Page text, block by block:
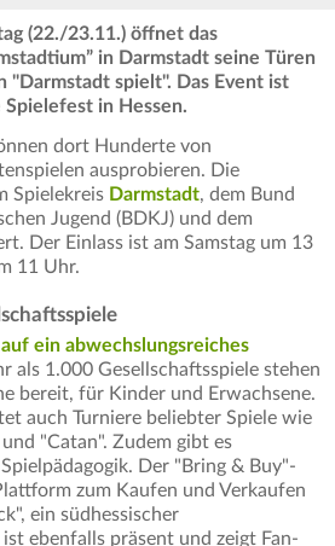
(22./23.11.) öffnet das
in Darmstadt seine Türen
"Darmstadt spielt". Das Event ist
in Hessen.
dort Hunderte von
ausprobieren. Die
Spielekreis Darmstadt, dem Bund
Jugend (BDKJ) und dem
Der Einlass ist am Samstag um 13
11 Uhr.
ein abwechslungsreiches
als 1.000 Gesellschaftsspiele stehen
bereit, für Kinder und Erwachsene.
auch Turniere beliebter Spiele wie
"Catan". Zudem gibt es
Der "Bring & Buy"-
zum Kaufen und Verkaufen
ein südhessischer
ebenfalls präsent und zeigt Fan-